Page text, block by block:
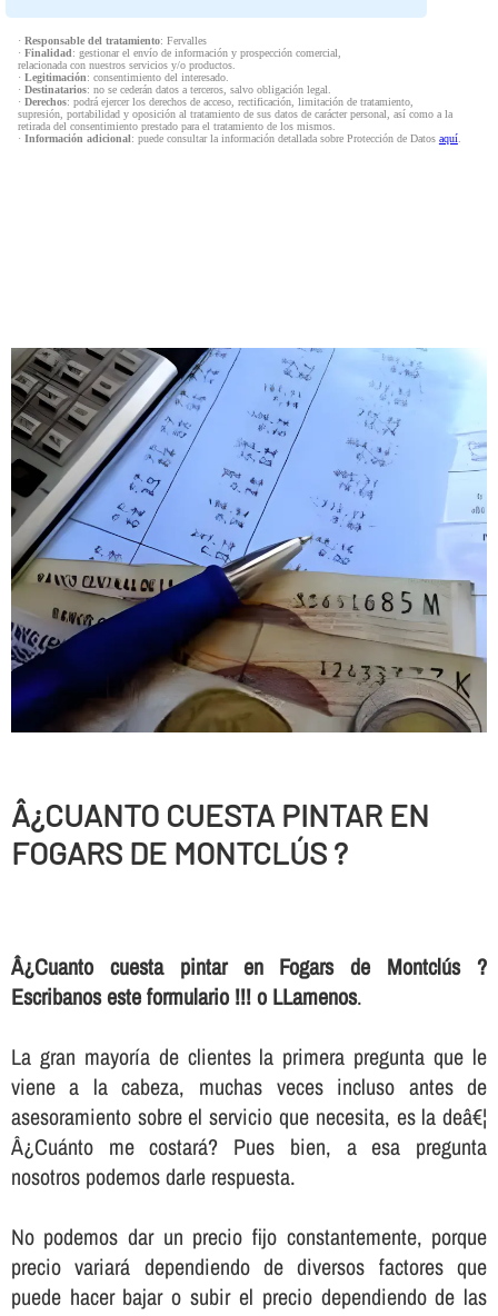
· Responsable del tratamiento: Fervalles
· Finalidad: gestionar el envío de información y prospección comercial,
relacionada con nuestros servicios y/o productos.
· Legitimación: consentimiento del interesado.
· Destinatarios: no se cederán datos a terceros, salvo obligación legal.
· Derechos: podrá ejercer los derechos de acceso, rectificación, limitación de tratamiento,
supresión, portabilidad y oposición al tratamiento de sus datos de carácter personal, así como a la
retirada del consentimiento prestado para el tratamiento de los mismos.
· Información adicional: puede consultar la información detallada sobre Protección de Datos aquí.
Â¿CUANTO CUESTA PINTAR EN
FOGARS DE MONTCLÚS ?
Â¿Cuanto cuesta pintar en Fogars de Montclús ?
Escribanos este formulario !!! o LLamenos.
La gran mayorí­a de clientes la primera pregunta que le
viene a la cabeza, muchas veces incluso antes de
asesoramiento sobre el servicio que necesita, es la deâ€¦
Â¿Cuánto me costará? Pues bien, a esa pregunta
nosotros podemos darle respuesta.
No podemos dar un precio fijo constantemente, porque
precio variará dependiendo de diversos factores que
puede hacer bajar o subir el precio dependiendo de las